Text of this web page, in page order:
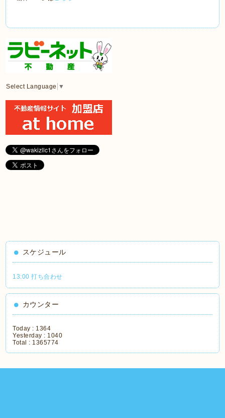
Select Language ▼
スケジュール
13:00 打ち合わせ
カウンター
Today : 1364
Yesterday : 1040
Total : 1365774